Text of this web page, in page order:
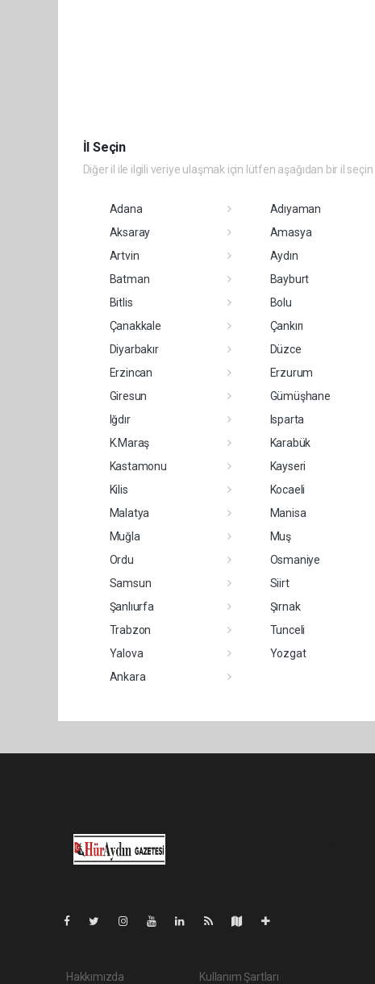
İl Seçin
Diğer il ile ilgili veriye ulaşmak için lütfen aşağıdan bir il seçin
Adana Adıyaman
Aksaray
Amasya
Artvin
Aydın
Batman
Bayburt
Bitlis
Bolu
Çanakkale
Çankırı
Diyarbakır
Düzce
Erzincan
Erzurum
Giresun
Gümüşhane
Iğdır
Isparta
K.Maraş
Karabük
Kastamonu
Kayseri
Kilis
Kocaeli
Malatya
Manisa
Muğla
Muş
Ordu
Osmaniye
Samsun
Siirt
Şanlıurfa
Şırnak
Trabzon
Tunceli
Yalova
Yozgat
Ankara
Hakkımızda Kullanım Şartları